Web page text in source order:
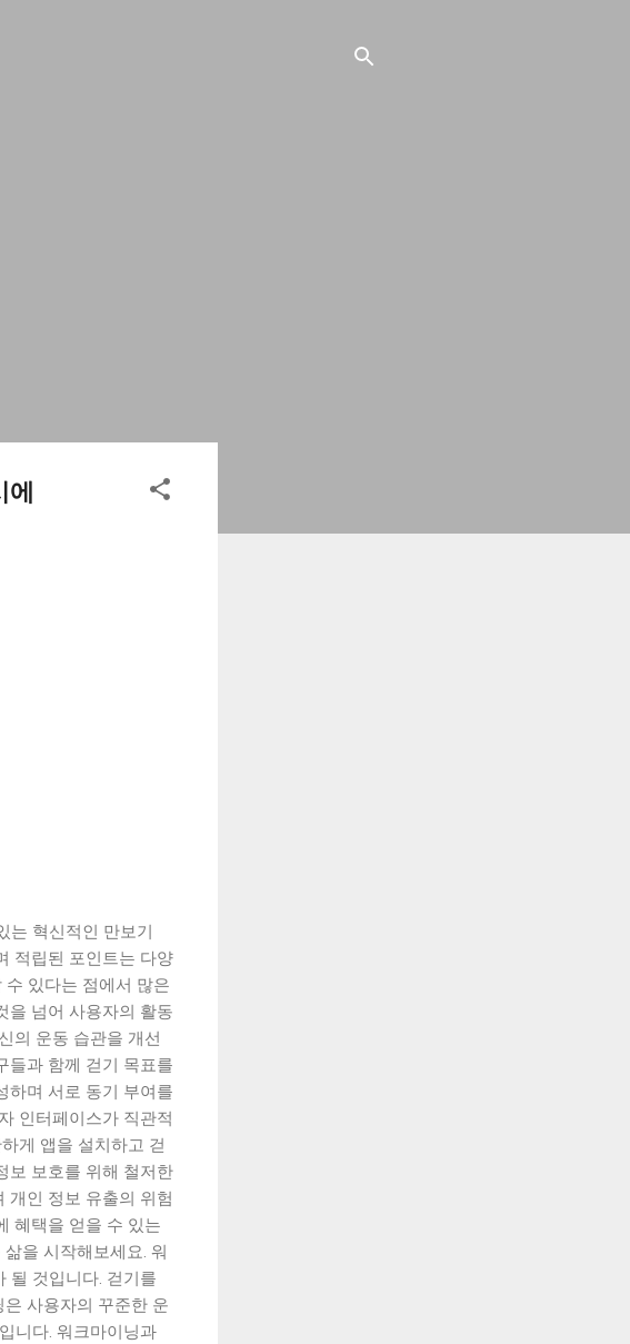
는 혁신적인 만보기
적립된 포인트는 다양
있다는 점에서 많은
을 넘어 사용자의 활동
의 운동 습관을 개선
들과 함께 걷기 목표를
하며 서로 동기 부여를
인터페이스가 직관적
게 앱을 설치하고 걷
보 보호를 위해 철저한
개인 정보 유출의 위험
혜택을 얻을 수 있는
을 시작해보세요. 워
될 것입니다. 걷기를
사용자의 꾸준한 운
니다. 워크마이닝과